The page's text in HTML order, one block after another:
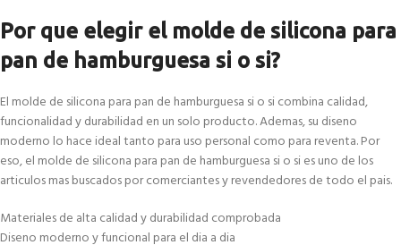
Por que elegir el molde de silicona para
pan de hamburguesa si o si?
El molde de silicona para pan de hamburguesa si o si combina calidad,
funcionalidad y durabilidad en un solo producto. Ademas, su diseno
moderno lo hace ideal tanto para uso personal como para reventa. Por
eso, el molde de silicona para pan de hamburguesa si o si es uno de los
articulos mas buscados por comerciantes y revendedores de todo el pais.
Materiales de alta calidad y durabilidad comprobada
Diseno moderno y funcional para el dia a dia